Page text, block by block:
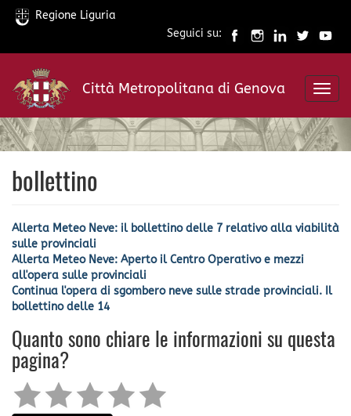
Salta
contenuto
principale
Regione Liguria
Seguici su:
Città Metropolitana di Genova
bollettino
Allerta Meteo Neve: il bollettino delle 7 relativo alla viabilità
sulle provinciali
Allerta Meteo Neve: Aperto il Centro Operativo e mezzi
all'opera sulle provinciali
Continua l'opera di sgombero neve sulle strade provinciali. Il
bollettino delle 14
Quanto sono chiare le informazioni su questa
pagina?